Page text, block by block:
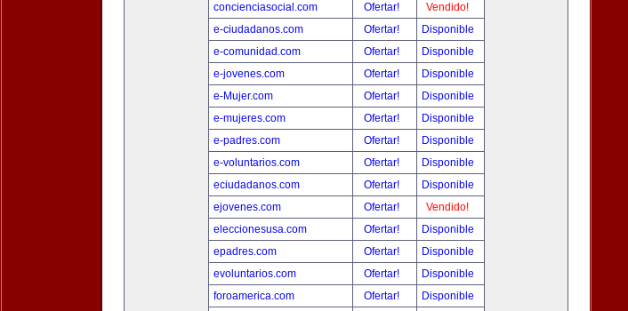
concienciasocial.com
Ofertar!
Vendido!
e-ciudadanos.com
Ofertar!
Disponible
e-comunidad.com
Ofertar!
Disponible
e-jovenes.com
Ofertar!
Disponible
e-Mujer.com
Ofertar!
Disponible
e-mujeres.com
Ofertar!
Disponible
e-padres.com
Ofertar!
Disponible
e-voluntarios.com
Ofertar!
Disponible
eciudadanos.com
Ofertar!
Disponible
ejovenes.com
Ofertar!
Vendido!
eleccionesusa.com
Ofertar!
Disponible
epadres.com
Ofertar!
Disponible
evoluntarios.com
Ofertar!
Disponible
foroamerica.com
Ofertar!
Disponible